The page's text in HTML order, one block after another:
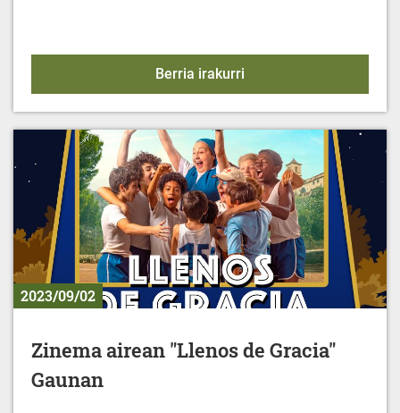
Berria irakurri
2023/09/02
Zinema airean "Llenos de Gracia"
Gaunan